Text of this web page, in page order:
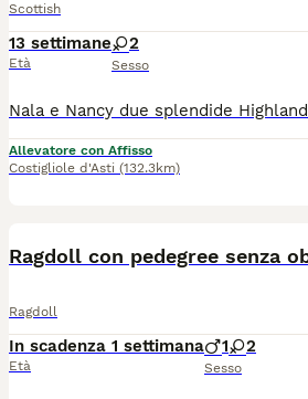
Scottish
13 settimane
Età
2
Sesso
Allevatore con Affisso
Costigliole d'Asti (132.3km)
Ragdoll con pedegree senza
Ragdoll
In scadenza 1 settimana
Età
1 2
Sesso